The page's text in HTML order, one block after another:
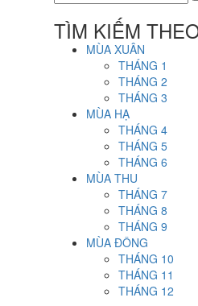
TÌM KIẾM
MÙA XUÂN
THÁNG 1
THÁNG 2
THÁNG 3
MÙA HẠ
THÁNG 4
THÁNG 5
THÁNG 6
MÙA THU
THÁNG 7
THÁNG 8
THÁNG 9
MÙA ĐÔNG
THÁNG 10
THÁNG 11
THÁNG 12